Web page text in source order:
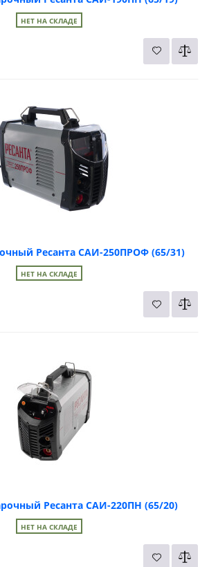
НЕТ НА СКЛАДЕ
Ресанта САИ-250ПРОФ (65/31)
НЕТ НА СКЛАДЕ
Ресанта САИ-220ПН (65/20)
НЕТ НА СКЛАДЕ